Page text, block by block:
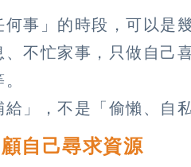
事」的時段，可以是
不忙家事，只做自己
」，不是「偷懶、自私
自己尋求資源